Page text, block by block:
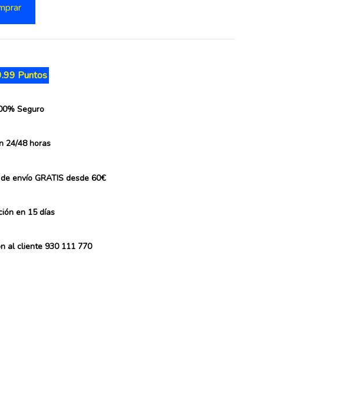
Puntos
Seguro
24/48 horas
envío GRATIS desde 60€
en 15 días
al cliente 930 111 770